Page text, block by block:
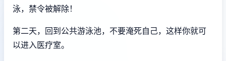
泳，禁令被解除！
第二天，回到公共游泳池，不要淹死自己，这样你就可
以进入医疗室。